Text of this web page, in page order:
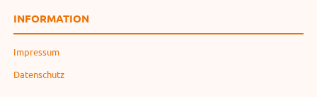
INFORMATION
Impressum
Datenschutz